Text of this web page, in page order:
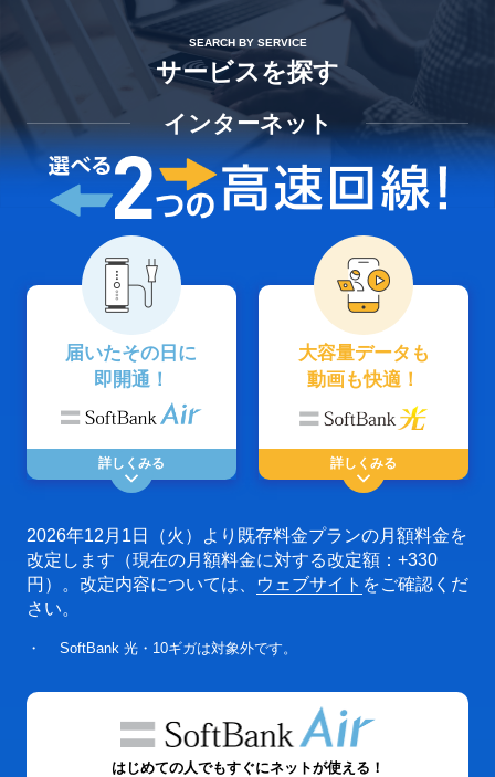
SEARCH BY SERVICE
サービスを探す
インターネット
届いたその日に
即開通！
詳しくみる
大容量データも
動画も快適！
詳しくみる
2026年12月1日（火）より既存料金プランの月額料金を
改定します（現在の月額料金に対する改定額：+330
円）。改定内容については、
ウェブサイト をご確認くだ
さい。
・ SoftBank 光・10ギガは対象外です。
はじめての人でもすぐにネットが使える！